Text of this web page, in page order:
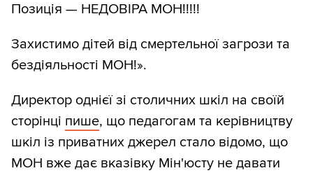
Позиція — НЕДОВІРА МОН!!!!!
Захистимо дітей від смертельної загрози та
бездіяльності МОН!».
Директор однієї зі столичних шкіл на своїй
сторінці пише, що педагогам та керівництву
шкіл із приватних джерел стало відомо, що
МОН вже дає вказівку Мін'юсту не давати